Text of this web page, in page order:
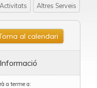
Activitats Altres Serveis
al calendari
a terme a: